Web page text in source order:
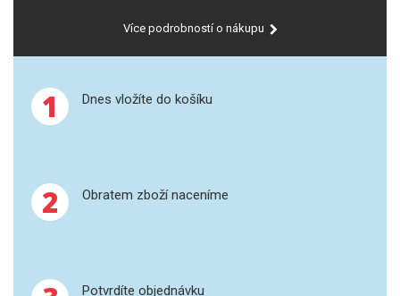
VÝBOJKY PRO UV/VIS
KYVETY
OTEVŘENÝ ROZKLAD
Více podrobností o nákupu
1 Dnes vložíte do košíku
2 Obratem zboží naceníme
Potvrdíte objednávku